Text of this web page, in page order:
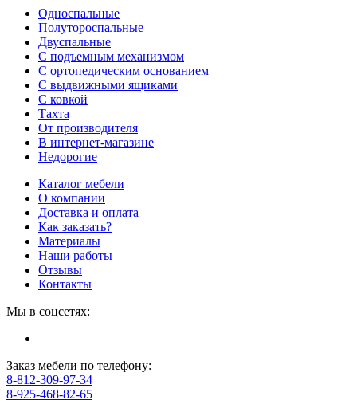
Односпальные
Полутороспальные
Двуспальные
С подъемным механизмом
С ортопедическим основанием
С выдвижными ящиками
С ковкой
Тахта
От производителя
В интернет-магазине
Недорогие
Каталог мебели
О компании
Доставка и оплата
Как заказать?
Материалы
Наши работы
Отзывы
Контакты
Мы в соцсетях:
Заказ мебели по телефону:
8-812-309-97-34
8-925-468-82-65